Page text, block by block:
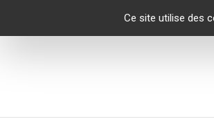
Ce site utilise des